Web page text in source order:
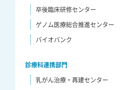
卒後臨床研修センター
ゲノム医療総合推進センター
バイオバンク
診療科連携部門
乳がん治療・再建センター